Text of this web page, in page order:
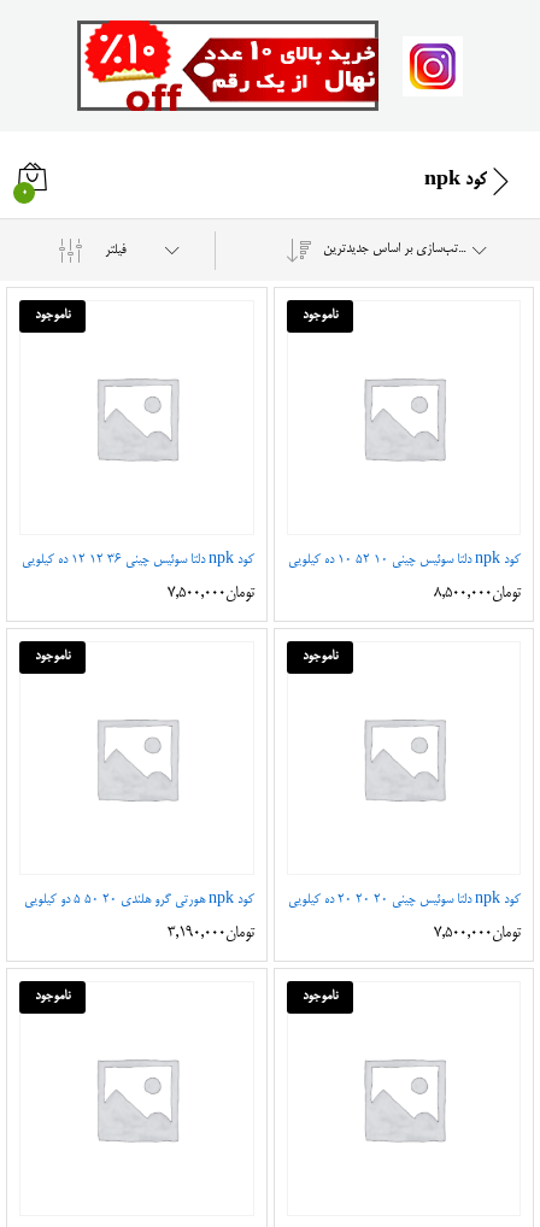
کود npk
0
فیلتر مرتب‌سازی بر اساس جدیدترین
ناموجود
کود npk دلتا سوئیس چینی 10 52 10 ده کیلویی
تومان8,500,000
ناموجود
کود npk دلتا سوئیس چینی 36 12 12 ده کیلویی
تومان7,500,000
ناموجود
کود npk دلتا سوئیس چینی 20 20 20 ده کیلویی
تومان7,500,000
ناموجود
کود npk هورتی گرو هلندی 20 50 5 دو کیلویی
تومان3,190,000
ناموجود ناموجود